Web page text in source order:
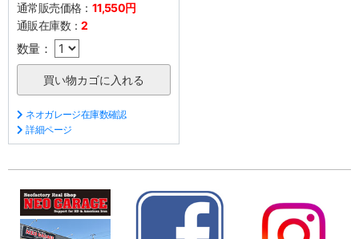
通常販売価格： 11,550円
通販在庫数：2
数量：
ネオガレージ在庫数確認
詳細ページ